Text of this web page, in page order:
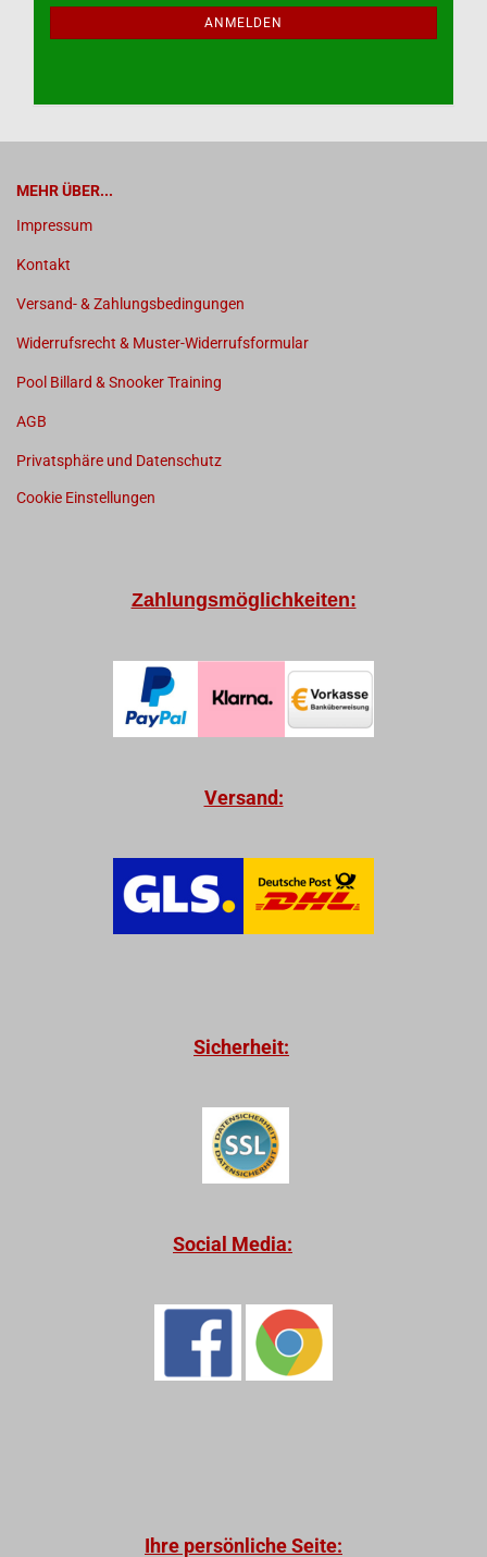
ANMELDEN
MEHR ÜBER...
Impressum
Kontakt
Versand- & Zahlungsbedingungen
Widerrufsrecht & Muster-Widerrufsformular
Pool Billard & Snooker Training
AGB
Privatsphäre und Datenschutz
Cookie Einstellungen
Zahlungsmöglichkeiten:
Versand:
Sicherheit:
Social Media:
Ihre persönliche Seite: